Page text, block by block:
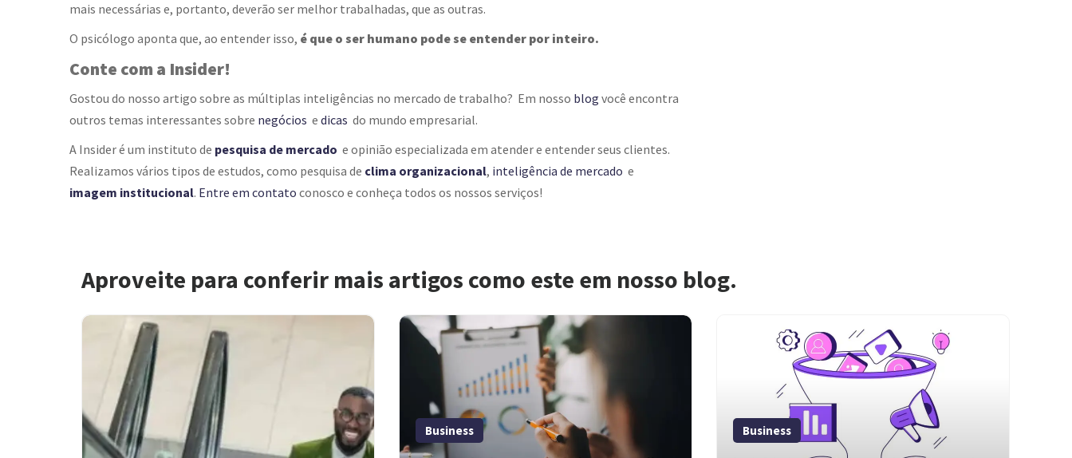
mais necessárias e, portanto, deverão ser melhor trabalhadas, que as outras.
O psicólogo aponta que, ao entender isso, é que o ser humano pode se entender por inteiro.
Conte com a Insider!
Gostou do nosso artigo sobre as múltiplas inteligências no mercado de trabalho? Em nosso blog você encontra
outros temas interessantes sobre negócios e dicas do mundo empresarial.
A Insider é um instituto de pesquisa de mercado e opinião especializada em atender e entender seus clientes.
Realizamos vários tipos de estudos, como pesquisa de clima organizacional, inteligência de mercado e
imagem institucional. Entre em contato conosco e conheça todos os nossos serviços!
Aproveite para conferir mais artigos como este em nosso blog.
Business Business